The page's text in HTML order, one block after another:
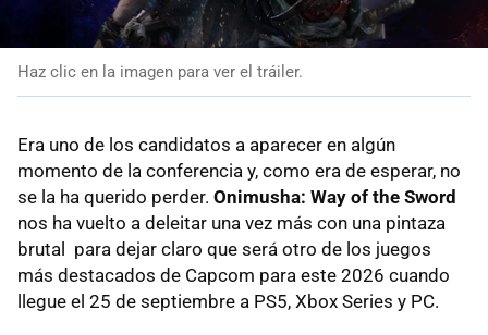
Haz clic en la imagen para ver el tráiler.
Era uno de los candidatos a aparecer en algún
momento de la conferencia y, como era de esperar, no
se la ha querido perder. Onimusha: Way of the Sword
nos ha vuelto a deleitar una vez más con una pintaza
brutal para dejar claro que será otro de los juegos
más destacados de Capcom para este 2026 cuando
llegue el 25 de septiembre a PS5, Xbox Series y PC.